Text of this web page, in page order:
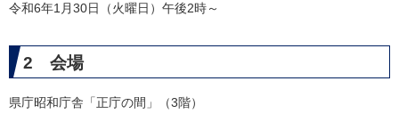
令和6年1月30日（火曜日）午後2時～
2 会場
県庁昭和庁舎「正庁の間」（3階）